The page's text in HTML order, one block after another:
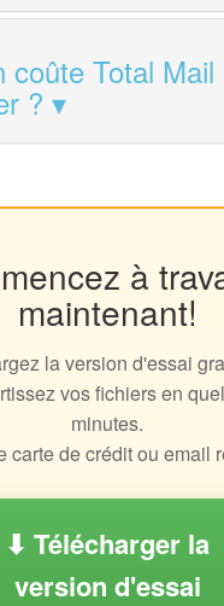
coûte Total Mail
?
à
maintenant!
la version d'essai
vos fichiers en
minutes.
carte de crédit ou email
⬇ Télécharger la
version d'essai